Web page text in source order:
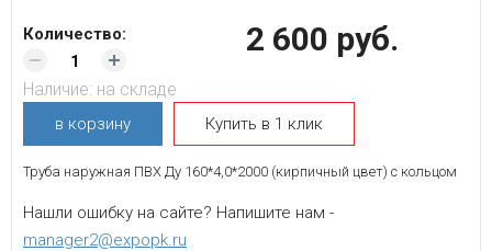
2 600 руб.
Количество:
Наличие: на складе
в корзину Купить в 1 клик
Труба наружная ПВХ Ду 160*4,0*2000 (кирпичный цвет) с кольцом
Нашли ошибку на сайте? Напишите нам -
manager2@expopk.ru